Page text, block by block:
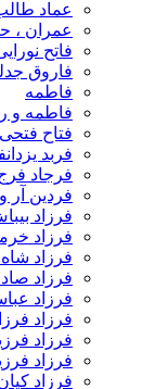
عماد
عمران ،
فاتح
فاروق
فاطمه
فاطمه و
فتاح فتحی
فربد
فرجاد
فردین آر
فرزاد
فرزاد
فرزاد
فرزاد
فرزاد
فرزاد
فرزاد
فرزاد
فرزاد